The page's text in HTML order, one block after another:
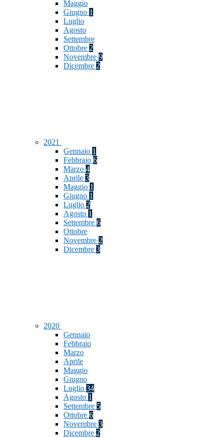
Maggio
Giugno 1
Luglio
Agosto
Settembre
Ottobre 2
Novembre 9
Dicembre 2
2021
Gennaio 1
Febbraio 6
Marzo 4
Aprile 3
Maggio 1
Giugno 1
Luglio 2
Agosto 1
Settembre 6
Ottobre
Novembre 2
Dicembre 3
2020
Gennaio
Febbraio
Marzo
Aprile
Maggio
Giugno
Luglio 34
Agosto 1
Settembre 5
Ottobre 6
Novembre 3
Dicembre 2